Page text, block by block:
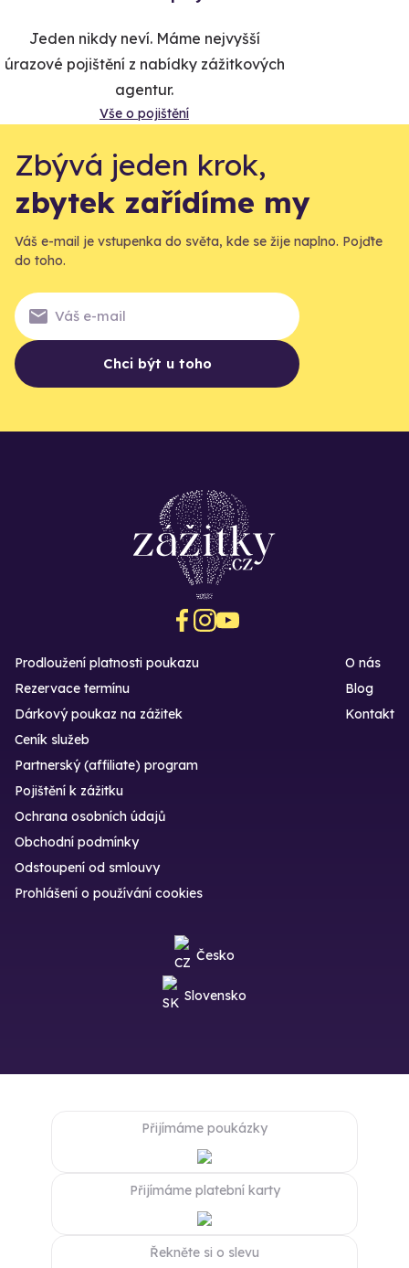
Jeden nikdy neví. Máme nejvyšší
úrazové pojištění z nabídky zážitkových
agentur.
Vše o pojištění
Zbývá jeden krok,
zbytek zařídíme my
Váš e-mail je vstupenka do světa, kde se žije naplno. Pojďte
do toho.
Chci být u toho
Prodloužení platnosti poukazu
Rezervace termínu
Dárkový poukaz na zážitek
O nás
Blog
Kontakt
Ceník služeb
Partnerský (affiliate) program
Pojištění k zážitku
Ochrana osobních údajů
Obchodní podmínky
Odstoupení od smlouvy
Prohlášení o používání cookies
Česko
Slovensko
Přijímáme poukázky
Přijímáme platební karty
Řekněte si o slevu